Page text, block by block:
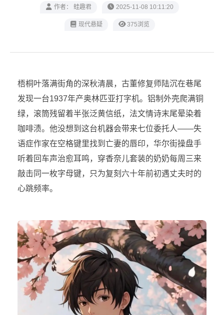
作者： 蛙趣君 2025-11-08 10:11:20
现代悬疑 375浏览
梧桐叶落满街角的深秋清晨，古董修复师陆沉在巷尾
发现一台1937年产奥林匹亚打字机。铝制外壳爬满铜
绿，滚筒残留着半张泛黄信纸，法文情诗末尾晕染着
咖啡渍。他没想到这台机器会带来七位委托人——失
语症作家在空格键里找到亡妻的唇印，华尔街操盘手
听着回车声治愈耳鸣，穿香奈儿套装的奶奶每周三来
敲击同一枚字母键，只为复刻六十年前初遇丈夫时的
心跳频率。